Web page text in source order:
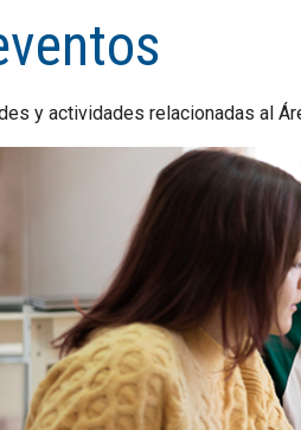
y actividades relacionadas al